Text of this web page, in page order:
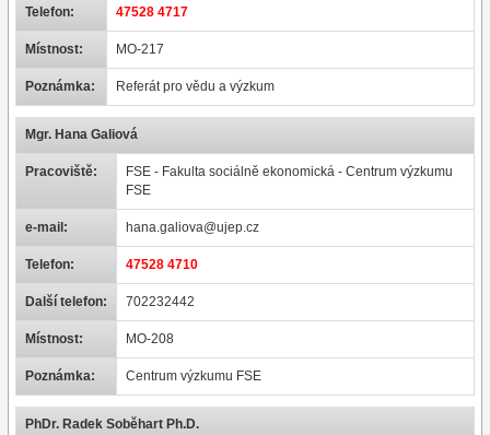
Telefon: 47528 4717
Místnost: MO-217
Poznámka: Referát pro vědu a výzkum
Mgr. Hana Galiová
Pracoviště:
FSE - Fakulta sociálně ekonomická - Centrum výzkumu
FSE
e-mail: hana.galiova@ujep.cz
Telefon: 47528 4710
Další telefon: 702232442
Místnost: MO-208
Poznámka: Centrum výzkumu FSE
PhDr. Radek Soběhart Ph.D.